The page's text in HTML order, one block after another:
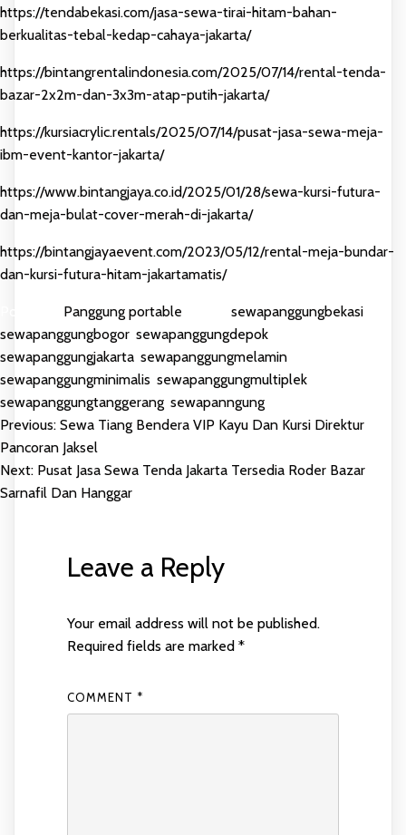
https://tendabekasi.com/jasa-sewa-tirai-hitam-bahan-
berkualitas-tebal-kedap-cahaya-jakarta/
https://bintangrentalindonesia.com/2025/07/14/rental-tenda-
bazar-2x2m-dan-3x3m-atap-putih-jakarta/
https://kursiacrylic.rentals/2025/07/14/pusat-jasa-sewa-meja-
ibm-event-kantor-jakarta/
https://www.bintangjaya.co.id/2025/01/28/sewa-kursi-futura-
dan-meja-bulat-cover-merah-di-jakarta/
https://bintangjayaevent.com/2023/05/12/rental-meja-bundar-
dan-kursi-futura-hitam-jakartamatis/
Panggung portable sewapanggungbekasi
sewapanggungbogor sewapanggungdepok
sewapanggungjakarta sewapanggungmelamin
sewapanggungminimalis sewapanggungmultiplek
sewapanggungtanggerang sewapanngung
POST
NAVIGATION
Previous: Sewa Tiang Bendera VIP Kayu Dan Kursi Direktur
Pancoran Jaksel
Next: Pusat Jasa Sewa Tenda Jakarta Tersedia Roder Bazar
Sarnafil Dan Hanggar
Leave a Reply
Your email address will not be published.
Required fields are marked*
COMMENT *